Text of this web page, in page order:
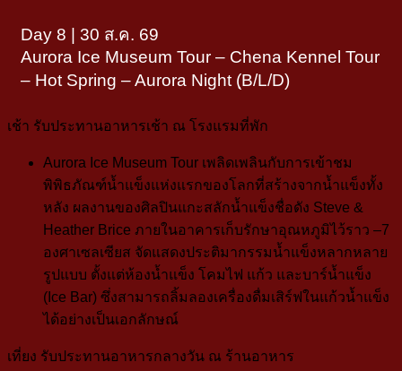
Day 8 | 30 ส.ค. 69
Aurora Ice Museum Tour – Chena Kennel Tour
– Hot Spring – Aurora Night (ฺB/L/D)
เช้า รับประทานอาหารเช้า ณ โรงแรมที่พัก
Aurora Ice Museum Tour เพลิดเพลินกับการเข้าชม
พิพิธภัณฑ์น้ำแข็งแห่งแรกของโลกที่สร้างจากน้ำแข็งทั้ง
หลัง ผลงานของศิลปินแกะสลักน้ำแข็งชื่อดัง Steve &
Heather Brice ภายในอาคารเก็บรักษาอุณหภูมิไว้ราว –7
องศาเซลเซียส จัดแสดงประติมากรรมน้ำแข็งหลากหลาย
รูปแบบ ตั้งแต่ห้องน้ำแข็ง โคมไฟ แก้ว และบาร์น้ำแข็ง
(Ice Bar) ซึ่งสามารถลิ้มลองเครื่องดื่มเสิร์ฟในแก้วน้ำแข็ง
ได้อย่างเป็นเอกลักษณ์
เที่ยง รับประทานอาหารกลางวัน ณ ร้านอาหาร